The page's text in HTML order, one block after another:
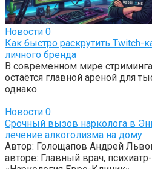
Новости 0
Как быстро раскрутить Twitch-
личного бренда
В современном мире
остаётся главной ареной для
однако
Новости 0
Срочный вызов нарколога в
лечение алкоголизма на дому
Автор: Голощапов Андрей
авторе: Главный врач,